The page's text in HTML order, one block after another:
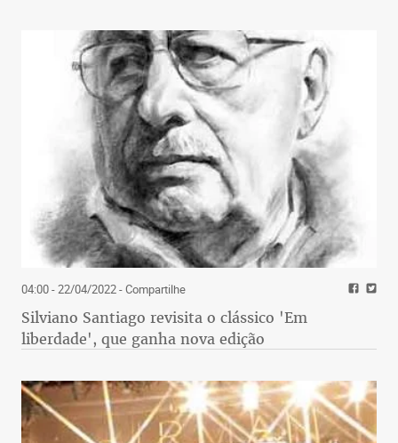
04:00 - 22/04/2022- Compartilhe
Silviano Santiago revisita o clássico 'Em
liberdade', que ganha nova edição